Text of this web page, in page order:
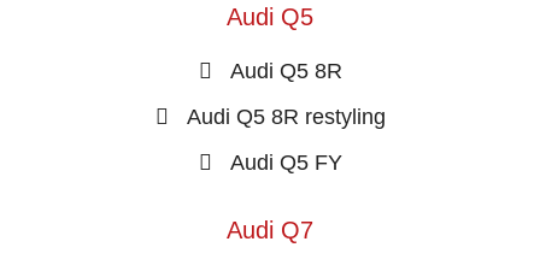
Audi Q5
Audi Q5 8R
Audi Q5 8R restyling
Audi Q5 FY
Audi Q7